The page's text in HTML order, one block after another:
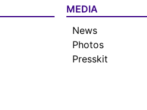
MEDIA
News
Photos
Presskit